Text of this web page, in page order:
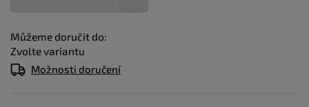
Můžeme doručit do:
Zvolte variantu
Možnosti doručení